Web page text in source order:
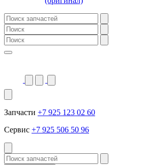
Запчасти +7 925 123 02 60
Сервис +7 925 506 50 96